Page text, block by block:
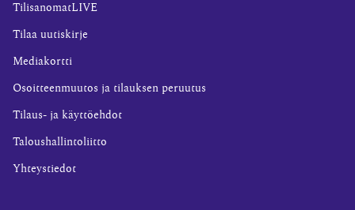
TilisanomatLIVE
Tilaa uutiskirje
Mediakortti
Osoitteenmuutos ja tilauksen peruutus
Tilaus- ja käyttöehdot
Taloushallintoliitto
Yhteystiedot